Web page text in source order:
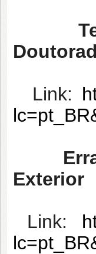
Link:
Exterior
Link: